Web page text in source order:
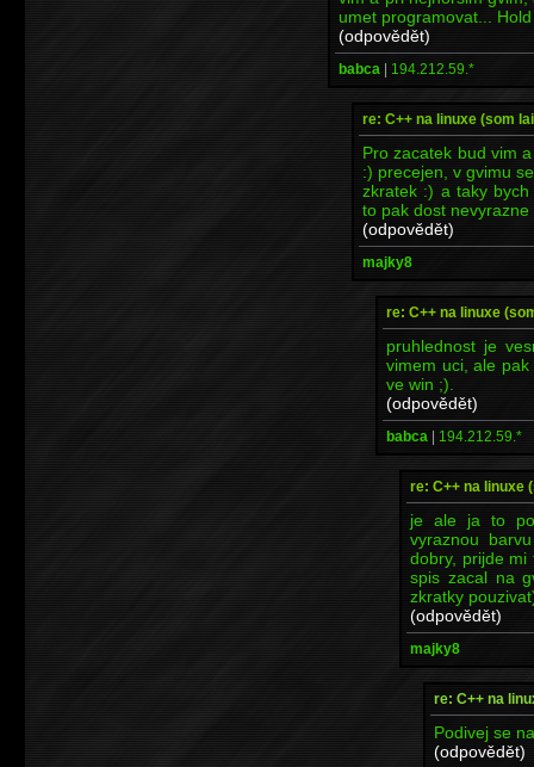
umet programovat...
(odpovědět)
babca | 194.212.59.*
re: C++ na linuxe (som
Pro zacatek bud vim
:) precejen, v gvimu
zkratek :) a taky
to pak dost
(odpovědět)
majky8
re: C++ na linuxe
pruhlednost je
vimem uci, ale
ve win ;).
(odpovědět)
babca | 194.212.59.*
re: C++ na linuxe
je ale ja to
vyraznou
dobry, prijde mi
spis zacal na
zkratky
(odpovědět)
majky8
re: C++ na
Podivej se
(odpovědět)